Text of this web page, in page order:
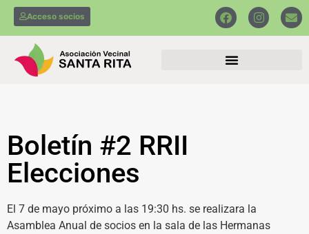
Acceso socios
Boletín #2 RRII
Elecciones
El 7 de mayo próximo a las 19:30 hs. se realizara la
Asamblea Anual de socios en la sala de las Hermanas